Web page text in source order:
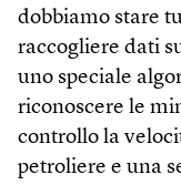
dobbiamo stare
raccogliere dati
uno speciale
riconoscere le
controllo la
petroliere e una